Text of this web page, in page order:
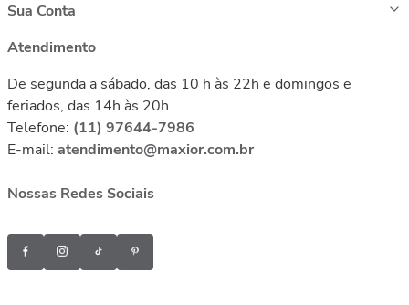
Sua Conta
Atendimento
De segunda a sábado, das 10 h às 22h e domingos e
feriados, das 14h às 20h
Telefone: (11) 97644-7986
E-mail: atendimento@maxior.com.br
Nossas Redes Sociais